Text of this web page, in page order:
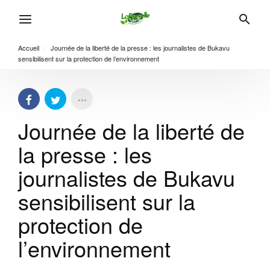
Accueil
Journée de la liberté de la presse : les journalistes de Bukavu
sensibilisent sur la protection de l’environnement
Journée de la liberté de
la presse : les
journalistes de Bukavu
sensibilisent sur la
protection de
l’environnement